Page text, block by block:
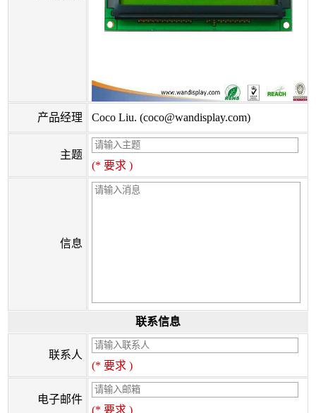
产品经理 Coco Liu. (coco@wandisplay.com)
主题
(* 要求 )
信息
联系信息
联系人
(* 要求 )
电子邮件
(* 要求 )